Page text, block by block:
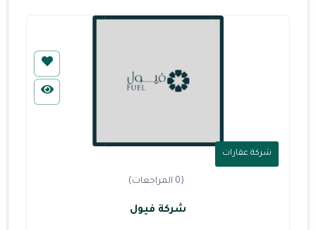
شركة عقارات
(0 المراجعات)
شركة فيول